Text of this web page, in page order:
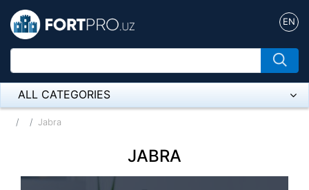
EN
ALL CATEGORIES
Микрофон
Оборудование Mikrotik
Jabra
JABRA